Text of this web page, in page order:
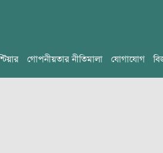
গোপনীয়তার নীতিমালা যোগাযোগ